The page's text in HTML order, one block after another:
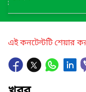
এই কনটেন্টটি শেয়ার